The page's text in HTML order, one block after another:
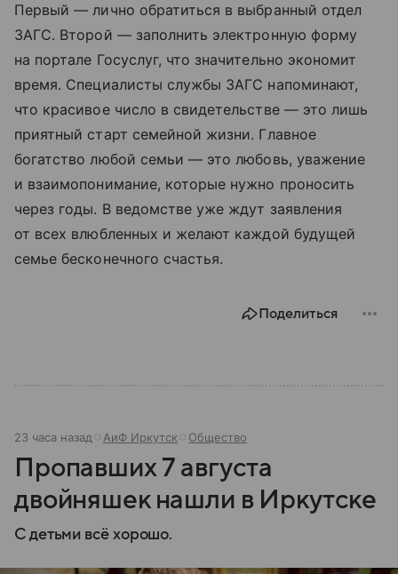
Первый — лично обратиться в выбранный отдел
ЗАГС. Второй — заполнить электронную форму
на портале Госуслуг, что значительно экономит
время. Специалисты службы ЗАГС напоминают,
что красивое число в свидетельстве — это лишь
приятный старт семейной жизни. Главное
богатство любой семьи — это любовь, уважение
и взаимопонимание, которые нужно проносить
через годы. В ведомстве уже ждут заявления
от всех влюбленных и желают каждой будущей
семье бесконечного счастья.
Поделиться
23 часа назад АиФ Иркутск Общество
Пропавших 7 августа
двойняшек нашли в Иркутске
С детьми всё хорошо.